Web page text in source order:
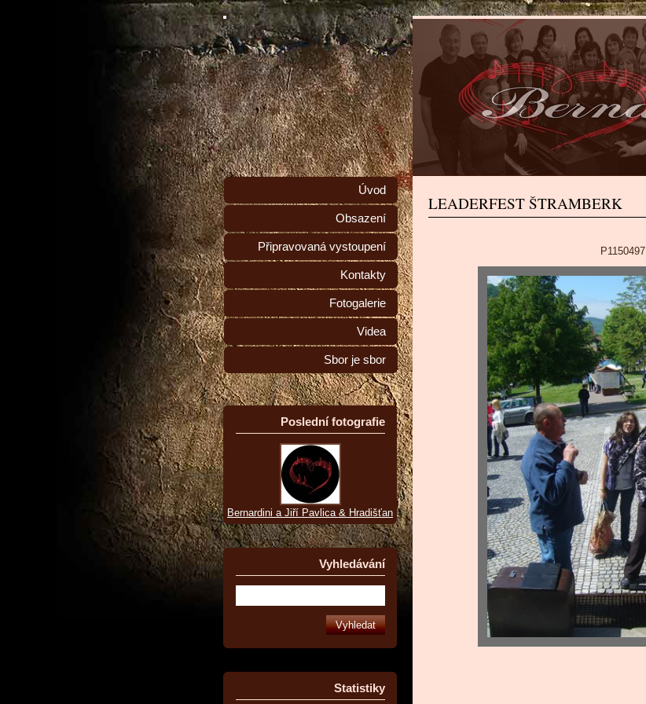
LEADERFEST ŠTRAMBERK
P1150497
Úvod
Obsazení
Připravovaná vystoupení
Kontakty
Fotogalerie
Videa
Sbor je sbor
Poslední fotografie
Bernardini a Jiří Pavlica & Hradišťan
Vyhledávání
Statistiky